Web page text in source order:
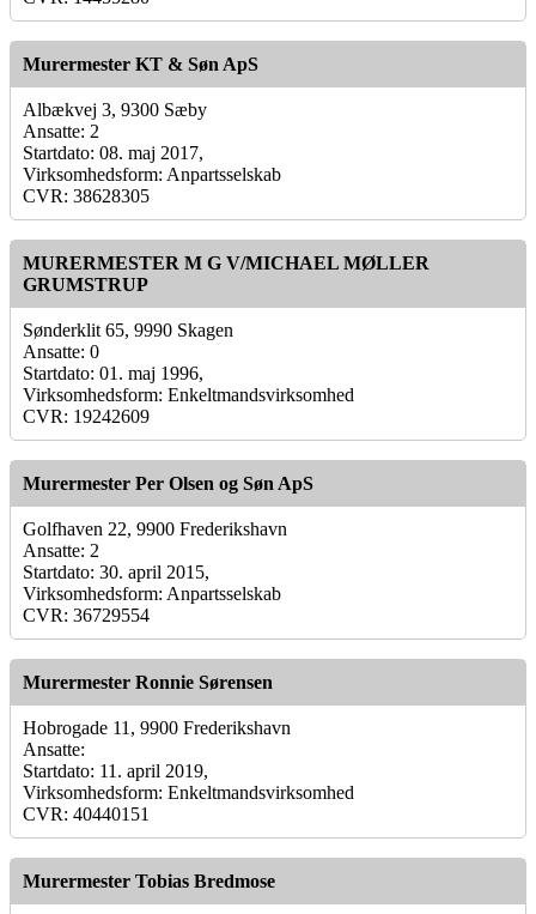
Murermester KT & Søn ApS
Albækvej 3, 9300 Sæby
Ansatte: 2
Startdato: 08. maj 2017,
Virksomhedsform: Anpartsselskab
CVR: 38628305
MURERMESTER M G V/MICHAEL MØLLER
GRUMSTRUP
Sønderklit 65, 9990 Skagen
Ansatte: 0
Startdato: 01. maj 1996,
Virksomhedsform: Enkeltmandsvirksomhed
CVR: 19242609
Murermester Per Olsen og Søn ApS
Golfhaven 22, 9900 Frederikshavn
Ansatte: 2
Startdato: 30. april 2015,
Virksomhedsform: Anpartsselskab
CVR: 36729554
Murermester Ronnie Sørensen
Hobrogade 11, 9900 Frederikshavn
Ansatte:
Startdato: 11. april 2019,
Virksomhedsform: Enkeltmandsvirksomhed
CVR: 40440151
Murermester Tobias Bredmose